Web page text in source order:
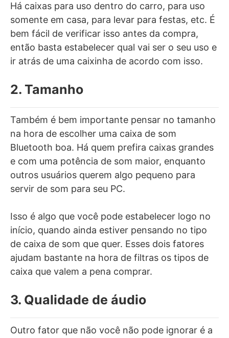
Há caixas para uso dentro do carro, para uso
somente em casa, para levar para festas, etc. É
bem fácil de verificar isso antes da compra,
então basta estabelecer qual vai ser o seu uso e
ir atrás de uma caixinha de acordo com isso.
2. Tamanho
Também é bem importante pensar no tamanho
na hora de escolher uma caixa de som
Bluetooth boa. Há quem prefira caixas grandes
e com uma potência de som maior, enquanto
outros usuários querem algo pequeno para
servir de som para seu PC.
Isso é algo que você pode estabelecer logo no
início, quando ainda estiver pensando no tipo
de caixa de som que quer. Esses dois fatores
ajudam bastante na hora de filtras os tipos de
caixa que valem a pena comprar.
3. Qualidade de áudio
Outro fator que não você não pode ignorar é a